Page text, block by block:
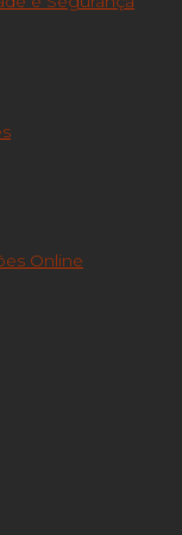
Online